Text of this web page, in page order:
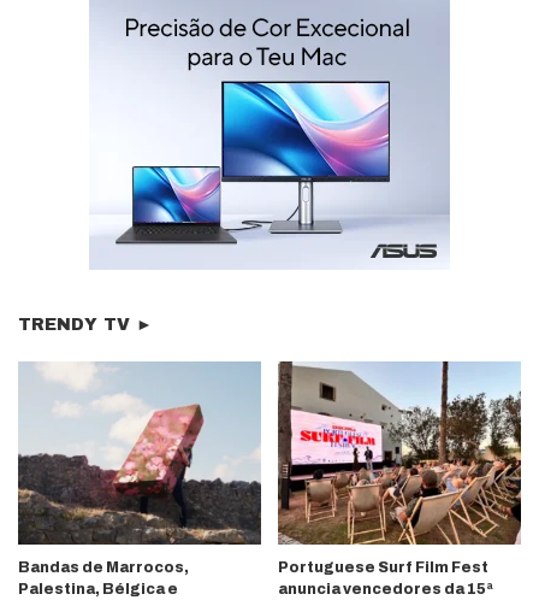
TRENDY TV ►
Bandas de Marrocos,
Palestina, Bélgica e
Portuguese Surf Film Fest
anuncia vencedores da 15ª